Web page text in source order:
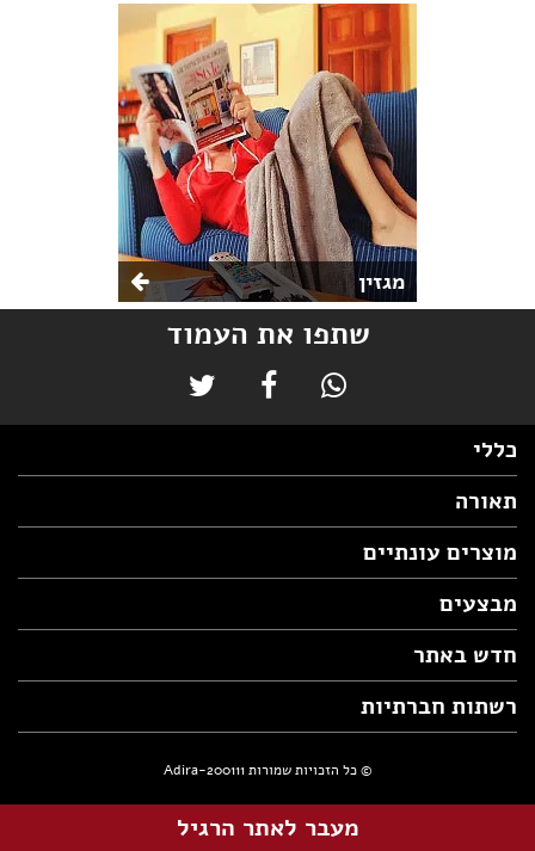
מגזין
שתפו את העמוד
כללי
תאורה
מוצרים עונתיים
מבצעים
חדש באתר
רשתות חברתיות
© כל הזכויות שמורות Adira-200111
מעבר לאתר הרגיל